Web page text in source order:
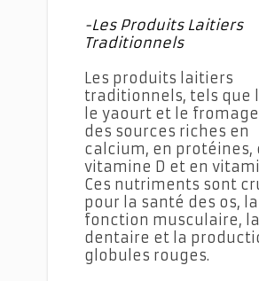
-Les Produits Laitiers
Traditionnels
Les produits laitiers
traditionnels, tels que
le yaourt et le
des sources riches en
calcium, en protéines,
vitamine D et en
Ces nutriments sont
pour la santé des os, la
fonction musculaire,
dentaire et la
globules rouges.